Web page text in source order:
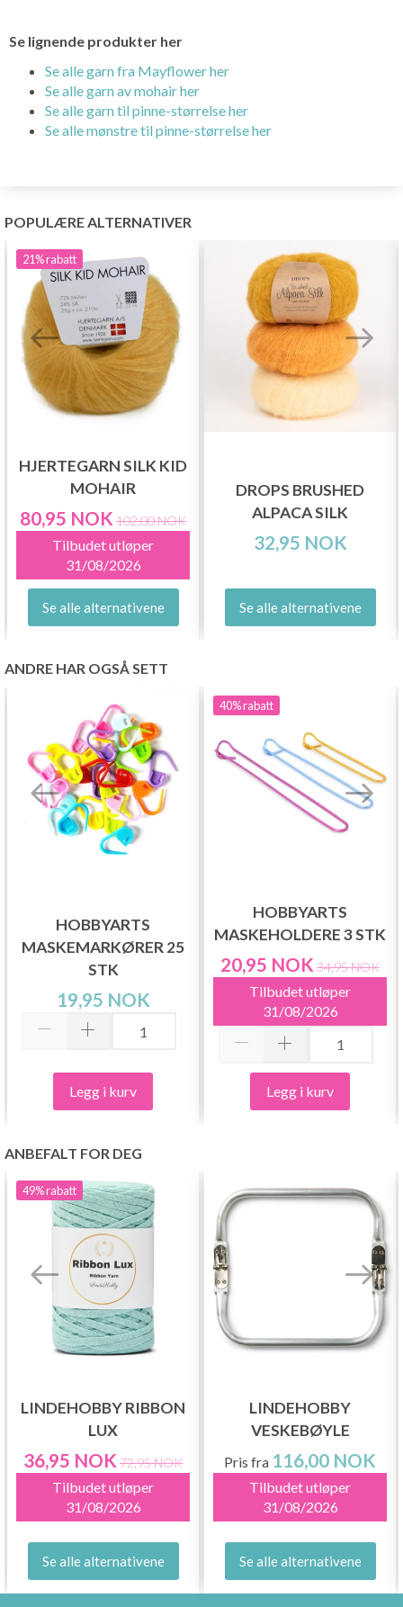
Se lignende produkter her
Se alle garn fra Mayflower her
Se alle garn av mohair her
Se alle garn til pinne-størrelse her
Se alle mønstre til pinne-størrelse her
POPULÆRE ALTERNATIVER
21%rabatt
HJERTEGARN SILK KID
MOHAIR
80,95 NOK 102,00 NOK
Tilbudet utløper
31/08/2026
Se alle alternativene
DROPS BRUSHED
ALPACA SILK
32,95 NOK
Se alle alternativene
ANDRE HAR OGSÅ SETT
HOBBYARTS
MASKEMARKØRER 25
STK
19,95 NOK
Legg i kurv
40%rabatt
HOBBYARTS
MASKEHOLDERE 3 STK
20,95 NOK 34,95 NOK
Tilbudet utløper
31/08/2026
Legg i kurv
ANBEFALT FOR DEG
49%rabatt
LINDEHOBBY RIBBON
LUX
36,95 NOK 72,95 NOK
Tilbudet utløper
31/08/2026
Se alle alternativene
LINDEHOBBY
VESKEBØYLE
Pris fra 116,00 NOK
Tilbudet utløper
31/08/2026
Se alle alternativene